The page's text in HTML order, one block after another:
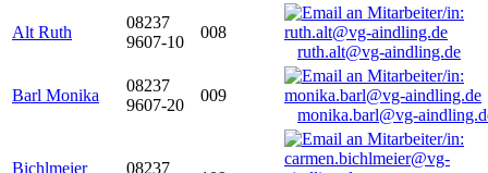
Alt Ruth
08237
9607-10
008
ruth.alt@vg-aindling.de
Barl Monika
08237
9607-20
009
monika.barl@vg-
Bichlmeier
08237